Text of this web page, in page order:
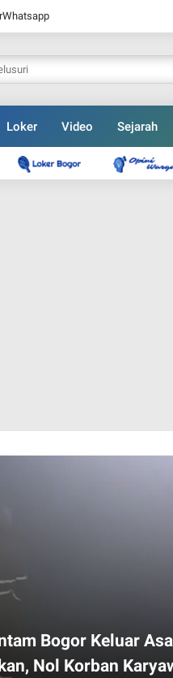
Whatsapp
Loker Video Sejarah
Bogor Keluar
Nol Korban